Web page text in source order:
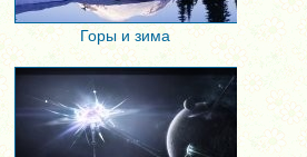
Горы и зима